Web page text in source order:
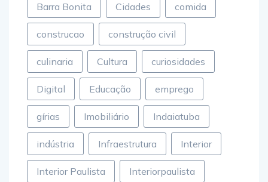
Barra Bonita Cidades comida
construcao construção civil
culinaria Cultura curiosidades
Digital Educação emprego
gírias Imobiliário Indaiatuba
indústria Infraestrutura Interior
Interior Paulista Interiorpaulista